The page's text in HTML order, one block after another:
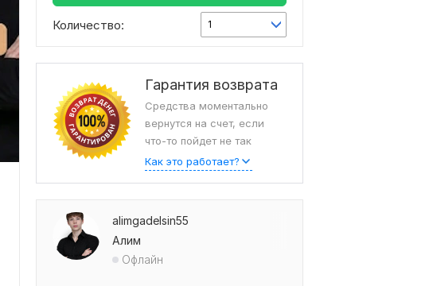
Количество: 1
Гарантия возврата
Средства моментально
вернутся на счет, если
что-то пойдет не так
Как это работает?
alimgadelsin55
Алим
Офлайн